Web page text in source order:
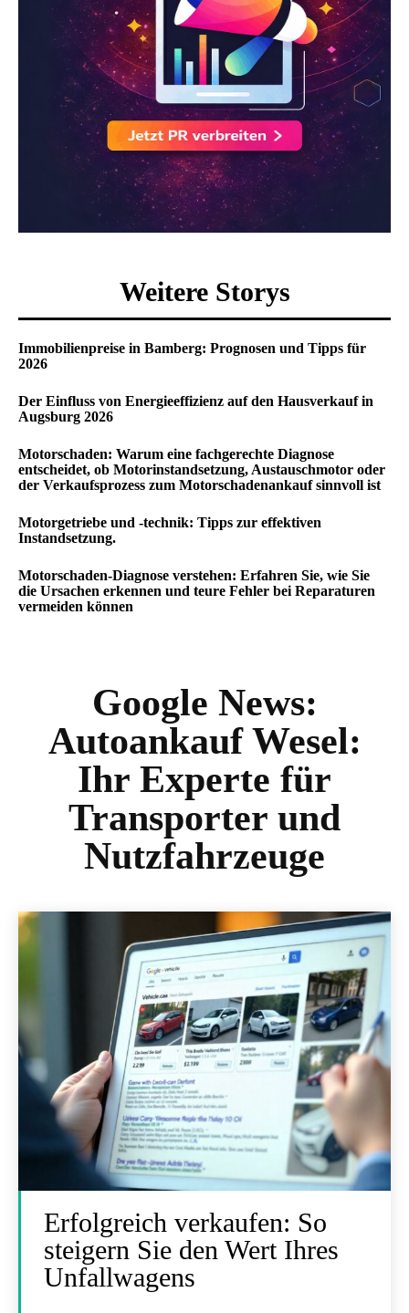
Weitere Storys
Immobilienpreise in Bamberg: Prognosen und Tipps für
2026
Der Einfluss von Energieeffizienz auf den Hausverkauf in
Augsburg 2026
Motorschaden: Warum eine fachgerechte Diagnose
entscheidet, ob Motorinstandsetzung, Austauschmotor oder
der Verkaufsprozess zum Motorschadenankauf sinnvoll ist
Motorgetriebe und -technik: Tipps zur effektiven
Instandsetzung.
Motorschaden-Diagnose verstehen: Erfahren Sie, wie Sie
die Ursachen erkennen und teure Fehler bei Reparaturen
vermeiden können
Google News:
Autoankauf Wesel:
Ihr Experte für
Transporter und
Nutzfahrzeuge
Erfolgreich verkaufen: So
steigern Sie den Wert Ihres
Unfallwagens